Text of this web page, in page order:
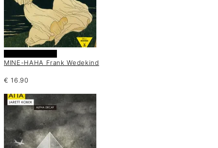
MINE-HAHA Frank Wedekind
€ 16.90